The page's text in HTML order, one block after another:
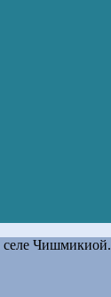
селе Чишмикиой.